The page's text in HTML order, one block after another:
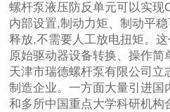
螺杆泵液压防反单元可以实现
内部设置,制动力矩、制动平
释放,不需要人工放电扭矩。
原始驱动器设备转换、操作简
天津市瑞德螺杆泵有限公司立
制造企业。一方面大量引进国
和多所中国重点大学科研机构